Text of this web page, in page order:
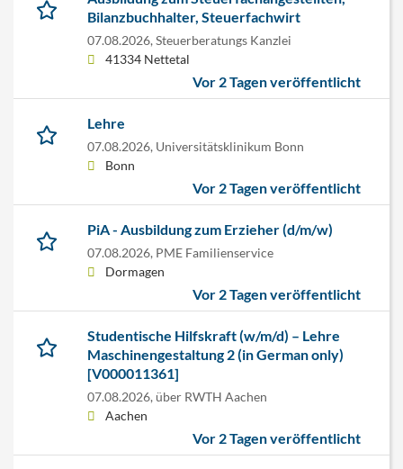
Bilanzbuchhalter, Steuerfachwirt
07.08.2026, Steuerberatungs Kanzlei
41334 Nettetal
Vor 2 Tagen veröffentlicht
Lehre
07.08.2026, Universitätsklinikum Bonn
Bonn
Vor 2 Tagen veröffentlicht
PiA - Ausbildung zum Erzieher (d/m/w)
07.08.2026, PME Familienservice
Dormagen
Vor 2 Tagen veröffentlicht
Studentische Hilfskraft (w/m/d) – Lehre
Maschinengestaltung 2 (in German only)
[V000011361]
07.08.2026, über RWTH Aachen
Aachen
Vor 2 Tagen veröffentlicht